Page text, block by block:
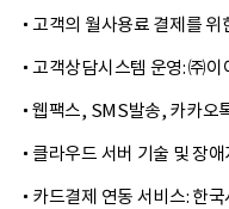
고객의 월사용료 결제를
고객상담시스템 운영: ㈜이
웹팩스, SMS발송, 카카오
클라우드 서버 기술 및 장
카드결제 연동 서비스: 한